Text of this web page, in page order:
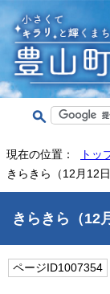
現在の位置： トッ
きらきら（12月12日
きらきら（12
ページID1007354